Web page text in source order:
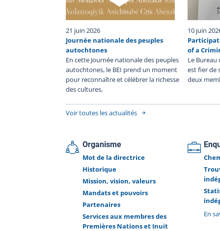
l’intervention. Les personnes détenant de
peuvent communiquer directement avec le BEI via
formulaire disponible au www.bei.gouv.qc.ca/
joindre, par courriel au info@bei.gouv.qc.ca ou
téléphone au (450) 640-1350. Le Bureau des
indépendantes a pour mission de faire la
complète sur les faits entourant l’intervention
Le BEI enquête dans tous les cas où une
autre qu’un policier en service, décède, subit
par un policier lors d’une intervention
durant sa détention par un corps de police.
21 juin 2026
Journée nationale des peuples
autochtones
En cette Journée nationale des peuples
autochtones, le BEI prend un moment
pour reconnaître et célébrer la richesse
des cultures,
10 juin
of a
Le
est fier de
deux
Voir toutes les actualités
Organisme
Mot de la directrice
Historique
Mission, vision, valeurs
Mandats et pouvoirs
Partenaires
Services aux membres des
Premières Nations et Inuit
En